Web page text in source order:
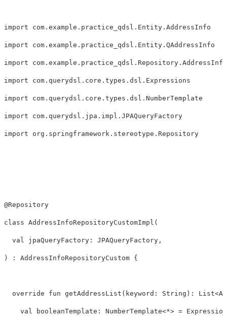
import com . example . practice_qdsl . Entity .
import com . example . practice_qdsl . Entity .
import com . example . practice_qdsl . Repository .
import com . querydsl . core . types . dsl .
import com . querydsl . core . types . dsl .
import com . querydsl . jpa . impl .
import org . springframework . stereotype . Repository
@Repository
class AddressInfoRepositoryCustomImpl (
val jpaQueryFactory : JPAQueryFactory ,
) : AddressInfoRepositoryCustom {
override fun getAddressList ( keyword : String ) : List<
val booleanTemplate : NumberTemplate<*> =